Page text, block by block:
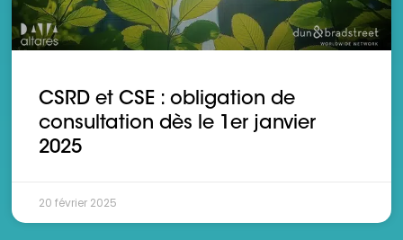
CSRD et CSE : obligation de
consultation dès le 1er janvier
2025
20 février 2025